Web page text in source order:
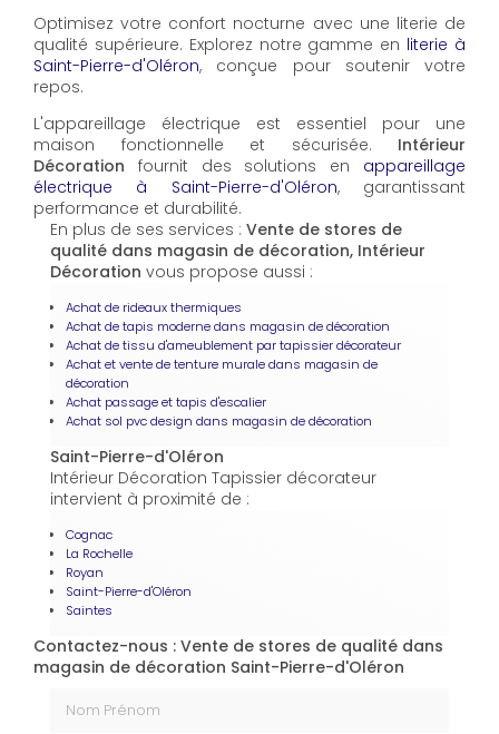
Optimisez votre confort nocturne avec une literie de
qualité supérieure. Explorez notre gamme en literie à
Saint-Pierre-d'Oléron, conçue pour soutenir votre
repos.
L'appareillage électrique est essentiel pour une
maison fonctionnelle et sécurisée. Intérieur
Décoration fournit des solutions en appareillage
électrique à Saint-Pierre-d'Oléron, garantissant
performance et durabilité.
En plus de ses services : Vente de stores de
qualité dans magasin de décoration, Intérieur
Décoration vous propose aussi :
Achat de rideaux thermiques
Achat de tapis moderne dans magasin de décoration
Achat de tissu d'ameublement par tapissier décorateur
Achat et vente de tenture murale dans magasin de
décoration
Achat passage et tapis d'escalier
Achat sol pvc design dans magasin de décoration
Saint-Pierre-d'Oléron
Intérieur Décoration Tapissier décorateur
intervient à proximité de :
Cognac
La Rochelle
Royan
Saint-Pierre-d'Oléron
Saintes
Contactez-nous : Vente de stores de qualité dans
magasin de décoration Saint-Pierre-d'Oléron